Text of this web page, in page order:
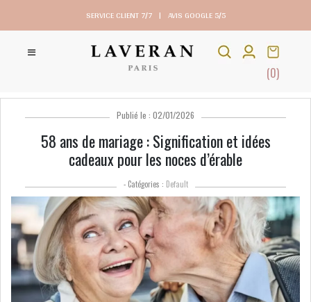
SERVICE CLIENT 7/7 | AVIS GOOGLE 5/5
(0)
Publié le : 02/01/2026
58 ans de mariage : Signification et idées
cadeaux pour les noces d’érable
- Catégories : Default